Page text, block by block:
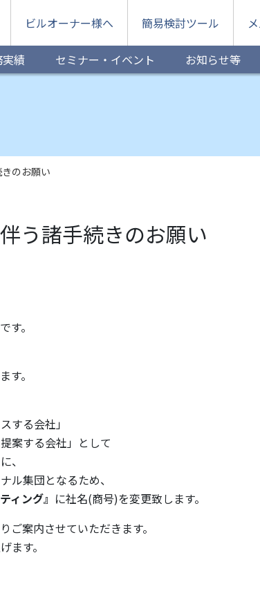
ビルオーナー様へ 簡易検討ツール
績 セミナー・イベント お知らせ等
のお願い
う諸⼿続きのお願い
。
す。
する会社」
案する会社」として
、
ル集団となるため、
ィング』 に社名(商号)を変更致します。
ご案内させていただきます。
ます。